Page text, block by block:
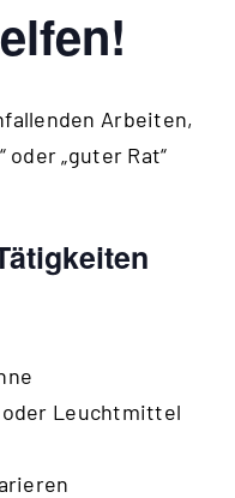
Arbeiten,
„guter Rat“
Leuchtmittel